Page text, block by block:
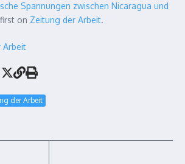
Spannungen zwischen Nicaragua und
on Zeitung der Arbeit.
Arbeit
der Arbeit